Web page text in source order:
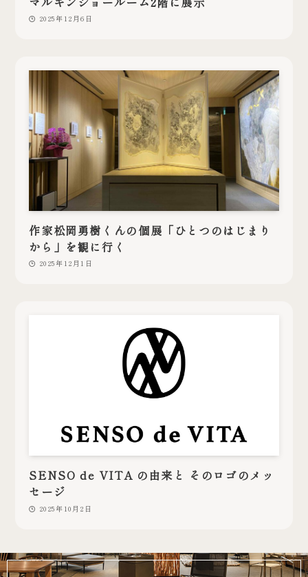
2025年12月6日
作家松岡勇樹くんの個展「ひとつのはじまり
から」を観に行く
2025年12月1日
SENSO de VITA の由来と そのロゴのメッ
セージ
2025年10月2日